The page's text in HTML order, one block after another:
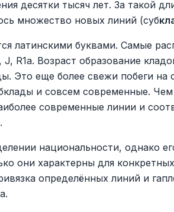
десятки тысяч лет. За такой
множество новых линий (суб
латинскими буквами. Самые
R1a. Возраст образование
Это еще более свежи побеги на
и совсем современные.
современные линии и
национальности, однако
они характерны для
определённых линий и